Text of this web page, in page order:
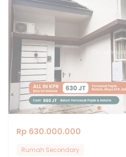
Rp 630.000.000
Rumah Secondary